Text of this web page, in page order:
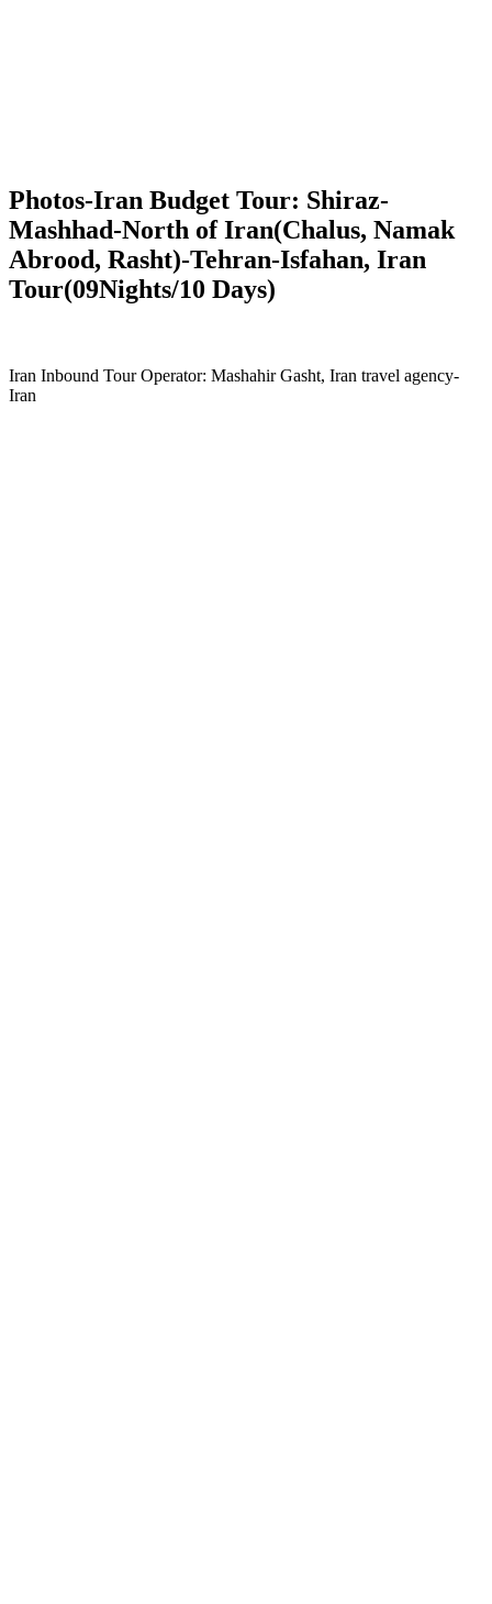
Photos-Iran Budget Tour: Shiraz-
Mashhad-North of Iran(Chalus, Namak
Abrood, Rasht)-Tehran-Isfahan, Iran
Tour(09Nights/10 Days)
Iran Inbound Tour Operator: Mashahir Gasht, Iran travel agency-
Iran